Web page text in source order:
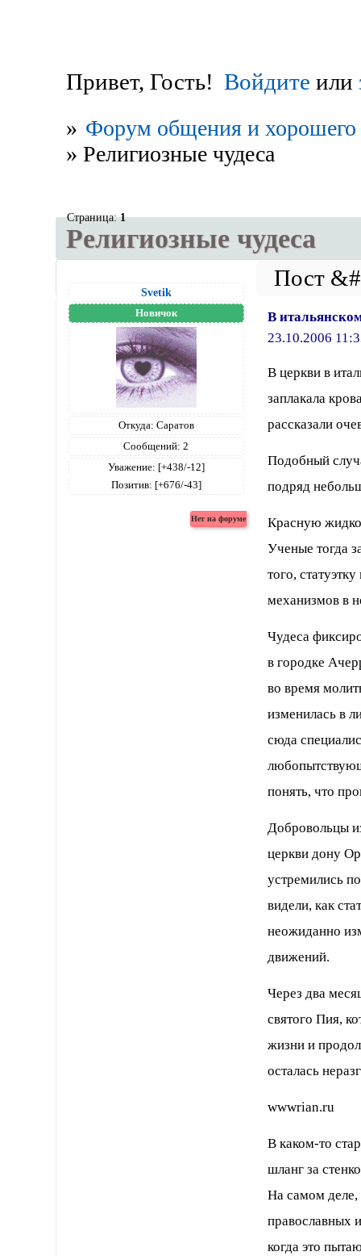
Привет, Гость! Войдите или
» Форум общения и хорошего
» Религиозные чудеса
Религиозные чудеса
Страница:1
Svetik
Новичок
Откуда: Саратов
Сообщений: 2
Уважение: [+438/-12]
Позитив: [+676/-43]
В
23.10.2006
В церкви в
заплакала
рассказали
Подобный
подряд
Красную
Ученые тогда
того,
механизмов в
Чудеса
в городке
во время
изменилась в
сюда
понять, что
Добровольцы
церкви дону
устремились
видели, как
неожиданно
движений.
Через два
святого Пия,
жизни и
осталась
wwwrian.ru
В каком-то
шланг за
На самом деле,
православных
когда это